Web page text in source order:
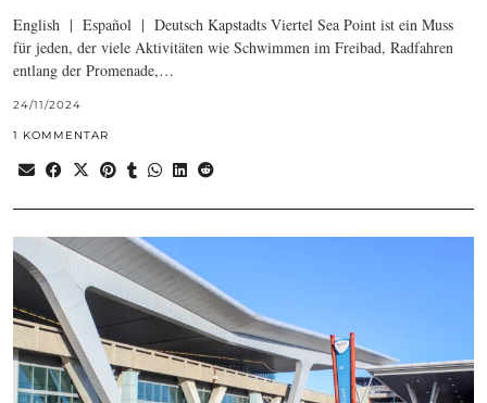
English | Español | Deutsch Kapstadts Viertel Sea Point ist ein Muss
für jeden, der viele Aktivitäten wie Schwimmen im Freibad, Radfahren
entlang der Promenade,…
24/11/2024
1 KOMMENTAR